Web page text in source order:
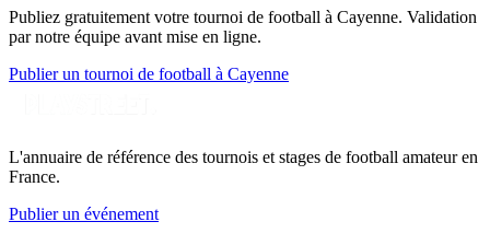
Publiez gratuitement votre tournoi de football à Cayenne. Validation
par notre équipe avant mise en ligne.
Publier un tournoi de football à Cayenne
L'annuaire de référence des tournois et stages de football amateur en
France.
Publier un événement